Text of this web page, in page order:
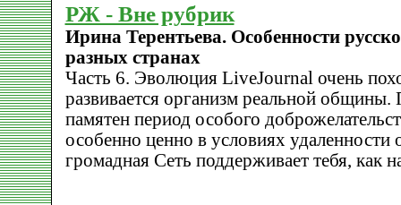
РЖ - Вне рубрик
Ирина Терентьева. Особенности
разных странах
Часть 6. Эволюция LiveJournal очень
развивается организм реальной
памятен период особого
особенно ценно в условиях удаленности
громадная Сеть поддерживает тебя, как